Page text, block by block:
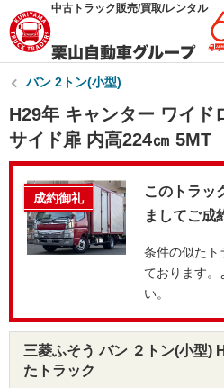
中古トラック販売/買取/レンタル
バン 2トン(小型)
H29年 キャンター ワイド
サイド扉 内高224㎝ 5MT
成約御礼
このトラッ
ましてご成
条件の似たト
ております。
い。
三菱ふそう バン ２トン(小型)
たトラック